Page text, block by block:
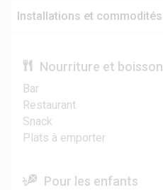
Installations et commodités
Nourriture et boisson
Bar
Restaurant
Snack
Plats à emporter
Pour les enfants